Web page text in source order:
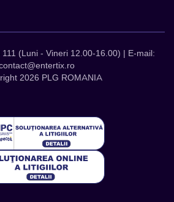
(Luni - Vineri 12.00-16.00) | E-mail:
2026 PLG ROMANIA